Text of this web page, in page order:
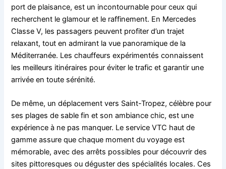
port de plaisance, est un incontournable pour ceux qui
recherchent le glamour et le raffinement. En Mercedes
Classe V, les passagers peuvent profiter d’un trajet
relaxant, tout en admirant la vue panoramique de la
Méditerranée. Les chauffeurs expérimentés connaissent
les meilleurs itinéraires pour éviter le trafic et garantir une
arrivée en toute sérénité.
De même, un déplacement vers Saint-Tropez, célèbre pour
ses plages de sable fin et son ambiance chic, est une
expérience à ne pas manquer. Le service VTC haut de
gamme assure que chaque moment du voyage est
mémorable, avec des arrêts possibles pour découvrir des
sites pittoresques ou déguster des spécialités locales. Ces